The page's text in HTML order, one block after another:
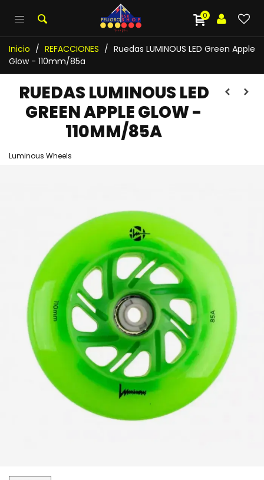
0
Inicio / REFACCIONES / Ruedas LUMINOUS LED Green Apple
Glow - 110mm/85a
RUEDAS LUMINOUS LED
GREEN APPLE GLOW -
110MM/85A
Luminous Wheels